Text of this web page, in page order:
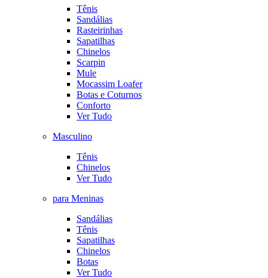
Tênis
Sandálias
Rasteirinhas
Sapatilhas
Chinelos
Scarpin
Mule
Mocassim Loafer
Botas e Coturnos
Conforto
Ver Tudo
Masculino
Tênis
Chinelos
Ver Tudo
para Meninas
Sandálias
Tênis
Sapatilhas
Chinelos
Botas
Ver Tudo